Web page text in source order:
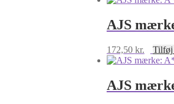
85x37mmAJS
172,50 kr.
AJS